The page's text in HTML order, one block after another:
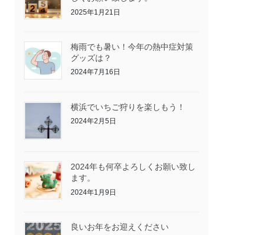
2025年1月21日
梅雨でも暑い！今年の熱中症対策
グッズは？
2024年7月16日
横浜でいちご狩りを楽しもう！
2024年2月5日
2024年も何卒よろしくお願い致し
ます。
2024年1月9日
良いお年をお迎えください